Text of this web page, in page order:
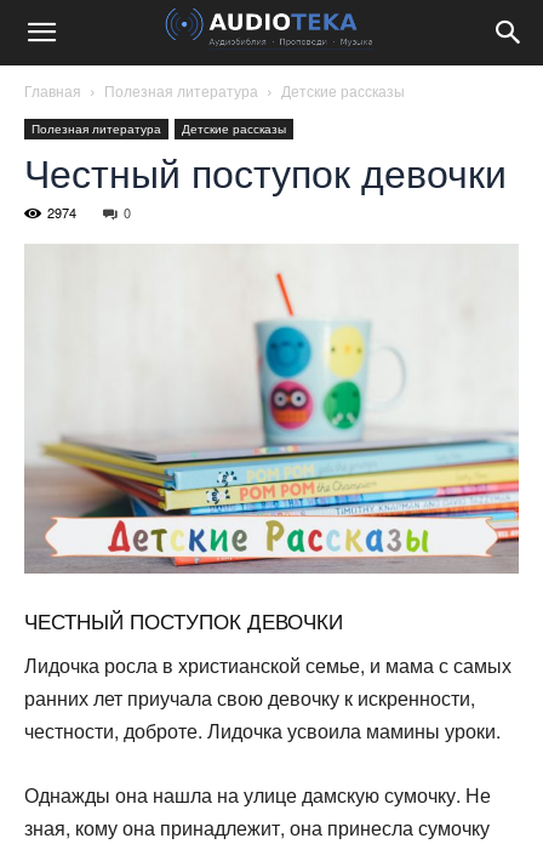
Главная Полезная литература Детские рассказы
Полезная литература Детские рассказы
Честный поступок девочки
2974 0
ЧЕСТНЫЙ ПОСТУПОК ДЕВОЧКИ
Лидочка росла в христианской семье, и мама с самых
ран­них лет приучала свою девочку к искренности,
честности, доброте. Лидочка усвоила мамины уроки.
Однажды она нашла на улице дамскую сумочку. Не
зная, кому она принадлежит, она принесла сумочку